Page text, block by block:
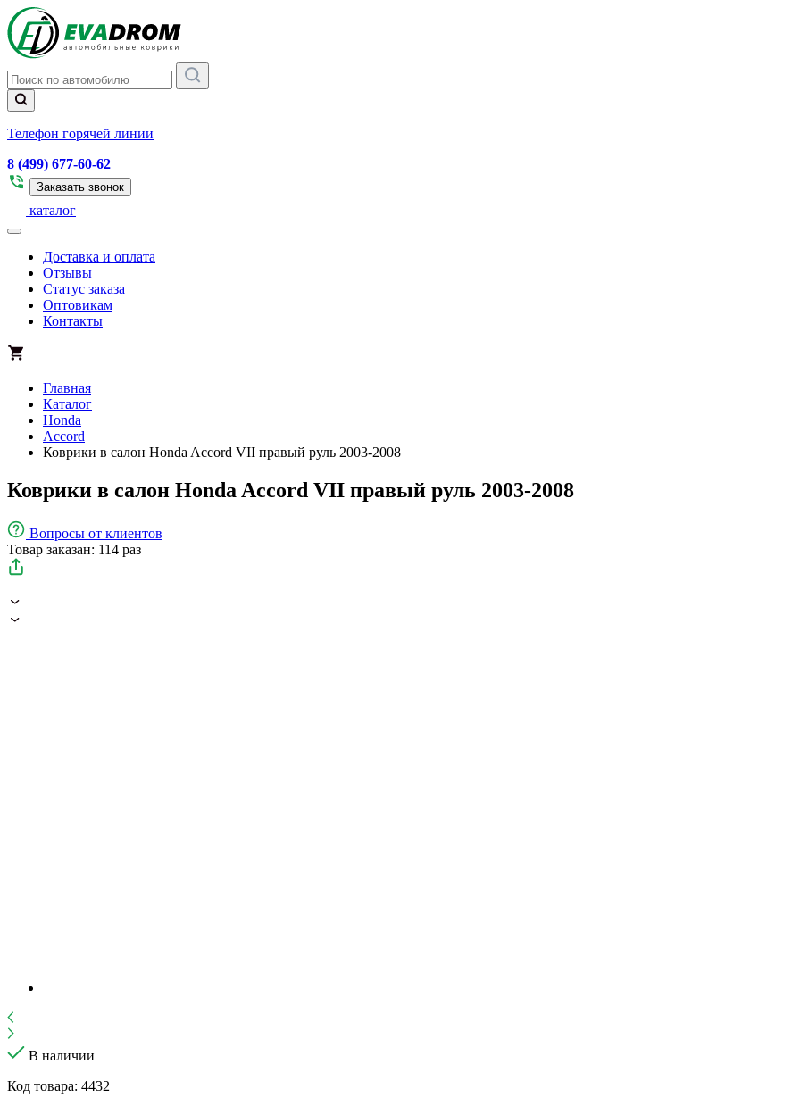
Телефон горячей линии
8 (499) 677-60-62
Заказать звонок
каталог
Доставка и оплата
Отзывы
Статус заказа
Оптовикам
Контакты
Главная
Каталог
Honda
Accord
Коврики в салон Honda Accord VII правый руль 2003-2008
Коврики в салон Honda Accord VII правый руль 2003-2008
Вопросы от клиентов
Товар заказан: 114 раз
В наличии
Код товара: 4432